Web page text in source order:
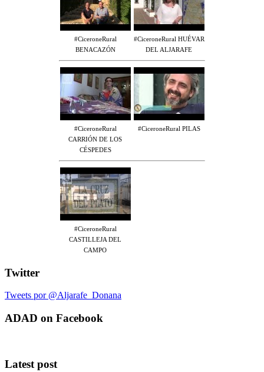
#CiceroneRural
BENACAZÓN
#CiceroneRural HUÉVAR
DEL ALJARAFE
#CiceroneRural
CARRIÓN DE LOS
CÉSPEDES
#CiceroneRural PILAS
#CiceroneRural
CASTILLEJA DEL
CAMPO
Twitter
Tweets por @Aljarafe_Donana
ADAD on Facebook
Latest post